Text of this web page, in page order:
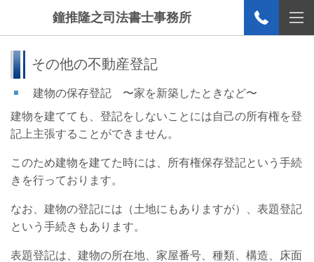
鐘推隆之司法書士事務所
その他の不動産登記
建物の保存登記 〜家を新築したときなど〜
建物を建てても、登記をしないことには自己の所有権を登
記上主張することができません。
このため建物を建てた時には、所有権保存登記という手続
きを行っております。
なお、建物の登記には（土地にもありますが）、表題登記
という手続きもあります。
表題登記は、建物の所在地、家屋番号、種類、構造、床面